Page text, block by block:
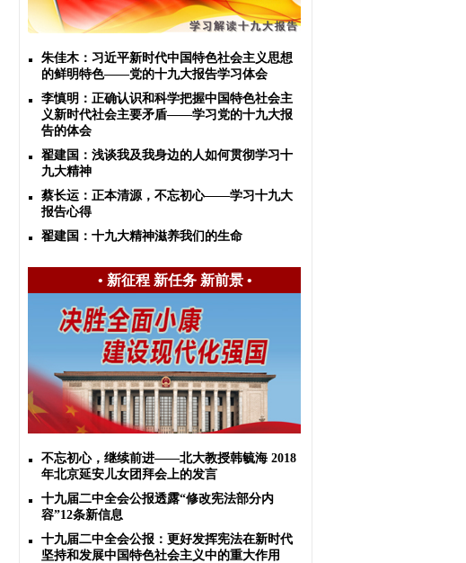
朱佳木：习近平新时代中国特色社会主义思想
的鲜明特色——党的十九大报告学习体会
李慎明：正确认识和科学把握中国特色社会主
义新时代社会主要矛盾——学习党的十九大报
告的体会
翟建国：浅谈我及我身边的人如何贯彻学习十
九大精神
蔡长运：正本清源，不忘初心——学习十九大
报告心得
翟建国：十九大精神滋养我们的生命
• 新征程 新任务 新前景•
不忘初心，继续前进——北大教授韩毓海 2018
年北京延安儿女团拜会上的发言
十九届二中全会公报透露“修改宪法部分内
容”12条新信息
十九届二中全会公报：更好发挥宪法在新时代
坚持和发展中国特色社会主义中的重大作用